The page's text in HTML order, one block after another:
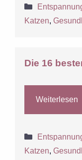
Kategorien
Katzen,
Die 16
Weiterlesen
Kategorien
Katzen,